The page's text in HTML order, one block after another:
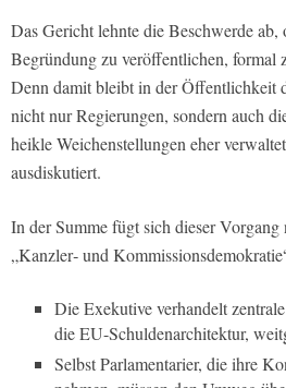
Das Gericht lehnte die Beschwerde ab,
Begründung zu veröffentlichen, formal
Denn damit bleibt in der Öffentlichkeit
nicht nur Regierungen, sondern auch
heikle Weichenstellungen eher
ausdiskutiert.
In der Summe fügt sich dieser
„Kanzler‑ und
Die Exekutive verhandelt
die EU-Schuldenarchitektur,
Selbst Parlamentarier, die ihre